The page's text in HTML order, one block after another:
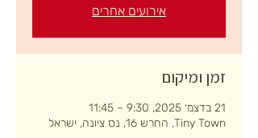
אירועים אחרים
זמן ומיקום
21 בדצמ׳ 2025, 9:30 – 11:45
Tiny Town, החרש 16, נס ציונה, ישראל